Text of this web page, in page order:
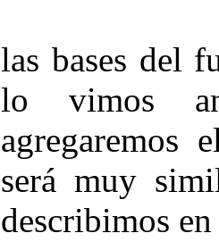
las bases del
lo vimos
agregaremos
será muy
describimos